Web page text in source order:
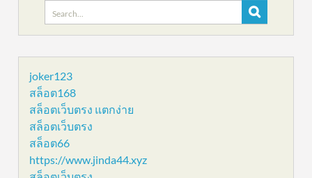
Search
for:
joker123
สล็อต168
สล็อตเว็บตรง แตกง่าย
สล็อตเว็บตรง
สล็อต66
https://www.jinda44.xyz